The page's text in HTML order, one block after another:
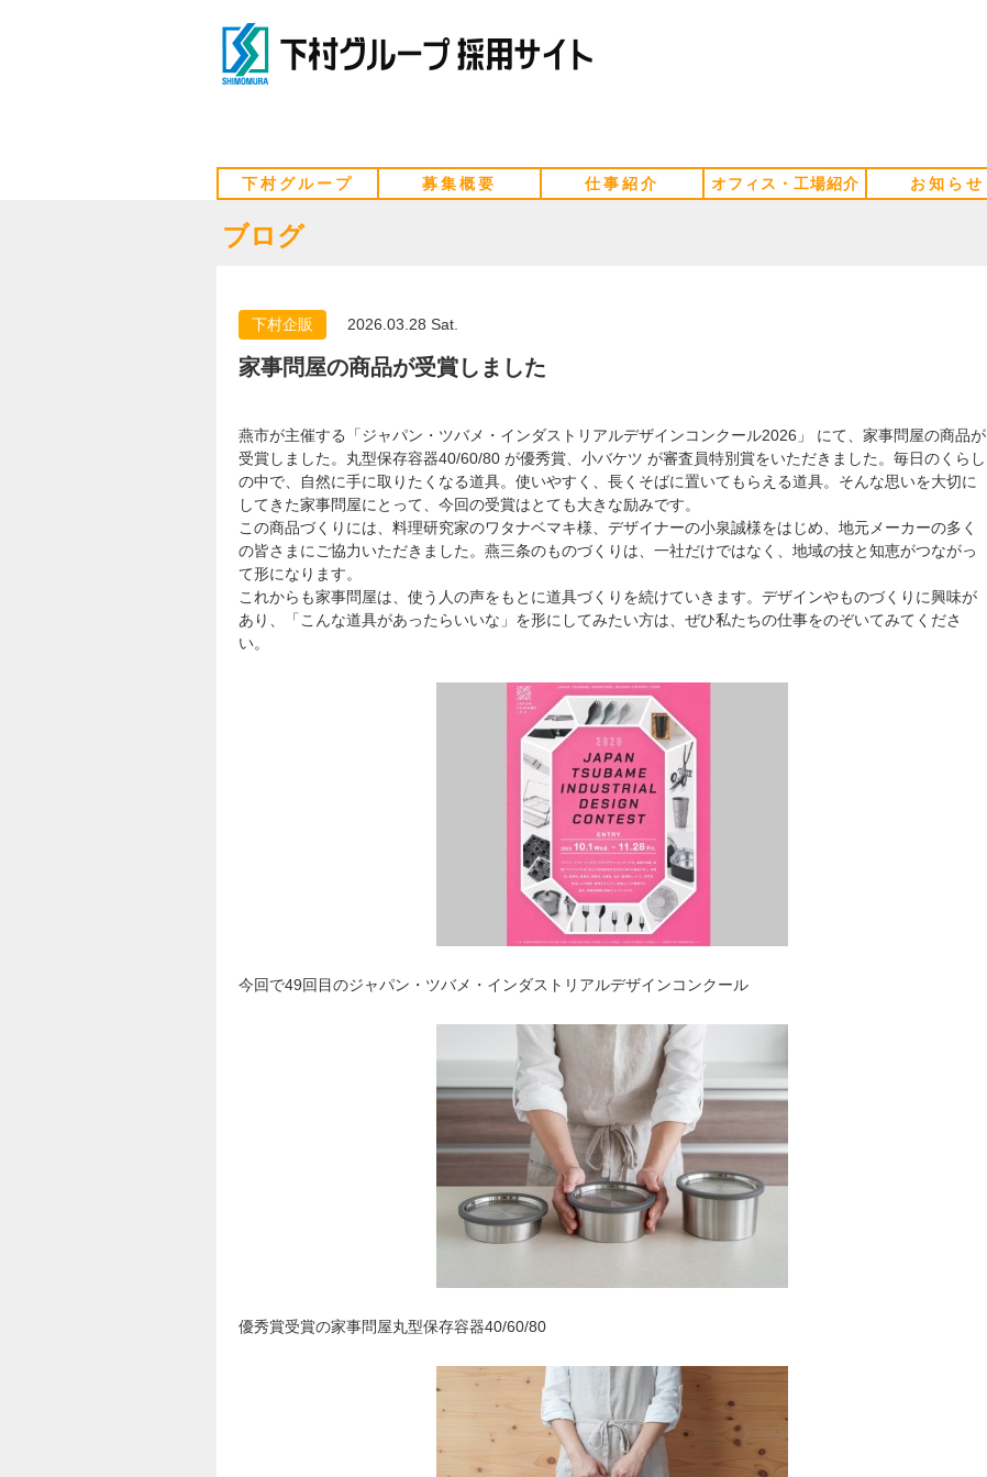
下村グループ 募集概要 仕事紹介 オフィス・工場紹介 お知らせ
ブログ
下村企販 2026.03.28 Sat.
家事問屋の商品が受賞しました
燕市が主催する「ジャパン・ツバメ・インダストリアルデザインコンクール2026」 にて、家事問屋の商品が
受賞しました。丸型保存容器40/60/80 が優秀賞、小バケツ が審査員特別賞をいただきました。毎日のくらし
の中で、自然に手に取りたくなる道具。使いやすく、長くそばに置いてもらえる道具。そんな思いを大切に
してきた家事問屋にとって、今回の受賞はとても大きな励みです。
この商品づくりには、料理研究家のワタナベマキ様、デザイナーの小泉誠様をはじめ、地元メーカーの多く
の皆さまにご協力いただきました。燕三条のものづくりは、一社だけではなく、地域の技と知恵がつながっ
て形になります。
これからも家事問屋は、使う人の声をもとに道具づくりを続けていきます。デザインやものづくりに興味が
あり、「こんな道具があったらいいな」を形にしてみたい方は、ぜひ私たちの仕事をのぞいてみてくださ
い。
今回で49回目のジャパン・ツバメ・インダストリアルデザインコンクール
優秀賞受賞の家事問屋丸型保存容器40/60/80